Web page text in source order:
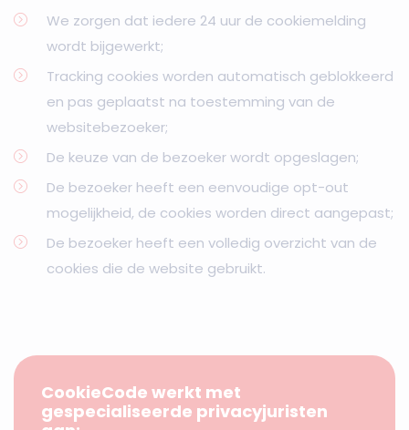
We zorgen dat iedere 24 uur de cookiemelding
wordt bijgewerkt;
Tracking cookies worden automatisch geblokkeerd
en pas geplaatst na toestemming van de
websitebezoeker;
De keuze van de bezoeker wordt opgeslagen;
De bezoeker heeft een eenvoudige opt-out
mogelijkheid, de cookies worden direct aangepast;
De bezoeker heeft een volledig overzicht van de
cookies die de website gebruikt.
CookieCode werkt met
gespecialiseerde privacyjuristen